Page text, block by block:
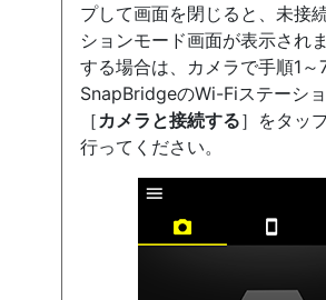
プして画面を閉じると、未接
ションモード画面が表示され
する場合は、カメラで手順1～
SnapBridgeのWi-Fiステーシ
［ カメラと接続する］をタッ
行ってください。